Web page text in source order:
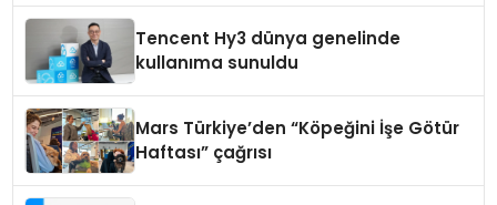
Tencent Hy3 dünya genelinde
kullanıma sunuldu
Mars Türkiye’den “Köpeğini İşe Götür
Haftası” çağrısı